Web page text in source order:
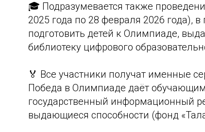
🎓 Подразумевается также
2025 года по 28 февраля 2026 года),
подготовить детей к Олимпиаде,
библиотеку цифрового
🏅 Все участники получат именные
Победа в Олимпиаде даёт
государственный информационный
выдающиеся способности (фонд